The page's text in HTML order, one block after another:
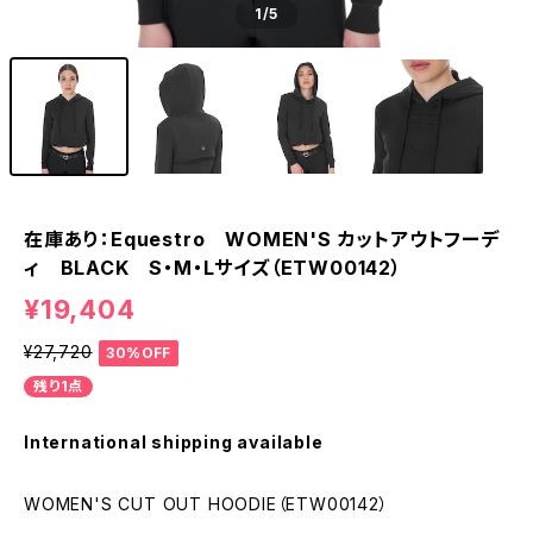
1/5
在庫あり：Equestro WOMEN'S カットアウトフーデ
ィ BLACK S・M・Lサイズ（ETW00142）
¥19,404
¥27,720
30%OFF
残り1点
International shipping available
WOMEN'S CUT OUT HOODIE（ETW00142）